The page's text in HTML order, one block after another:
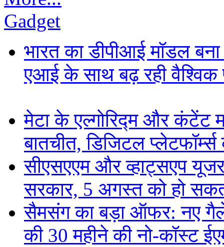
Gadget
भारत का डीपीआई मॉडल
एआई के साथ बढ़ रही वैश्विक
मेटा के एल्गोरिद्म और कंटेंट
बातचीत, डिजिटल प्लेटफॉर्म्स
सीएसएएम और व्हाट्सएप
सरकार, 5 अगस्त को हो
सैमसंग का बड़ा ऑफर: नए
की 30 महीने की नो-कॉस्ट